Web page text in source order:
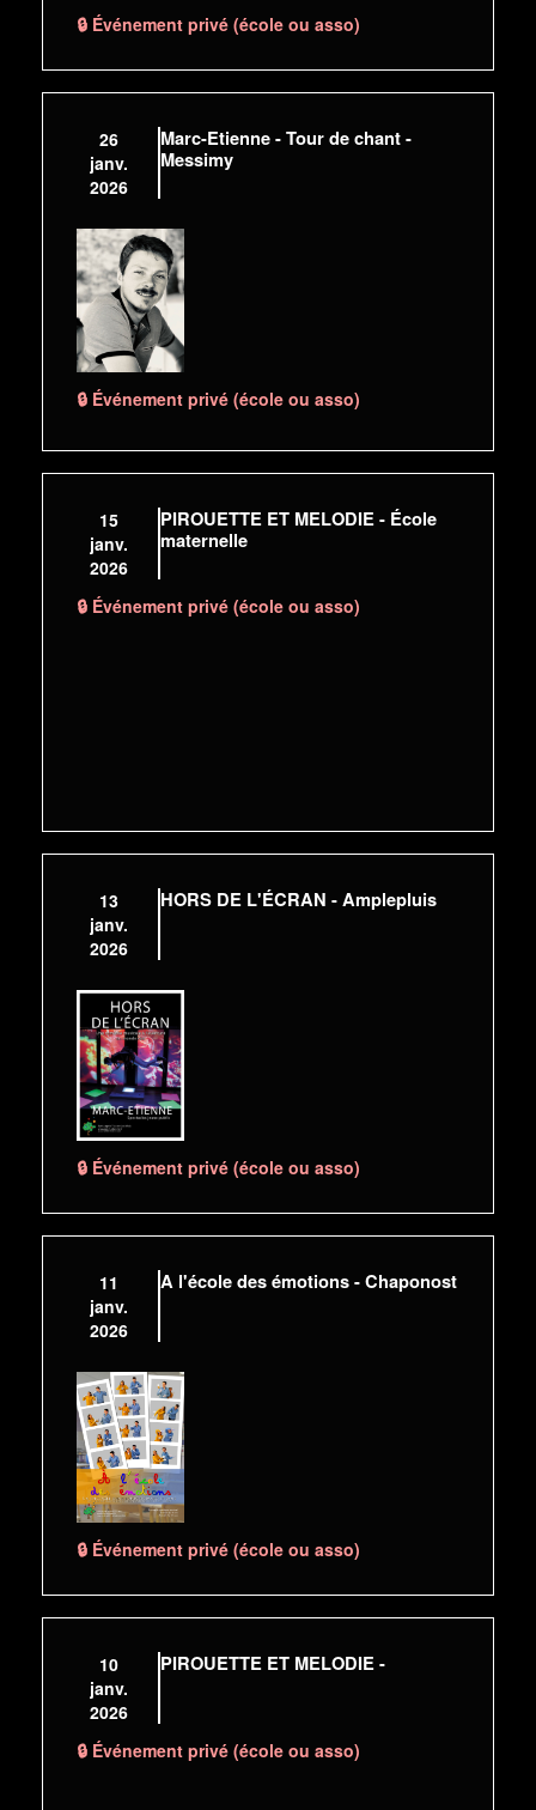
🔒 Événement privé (école ou asso)
26
janv.
2026
Marc-Etienne - Tour de chant -
Messimy
🔒 Événement privé (école ou asso)
15
janv.
2026
PIROUETTE ET MELODIE - École
maternelle
🔒 Événement privé (école ou asso)
13
janv.
2026
HORS DE L'ÉCRAN - Amplepluis
🔒 Événement privé (école ou asso)
11
janv.
2026
A l'école des émotions - Chaponost
🔒 Événement privé (école ou asso)
10
janv.
2026
PIROUETTE ET MELODIE -
🔒 Événement privé (école ou asso)